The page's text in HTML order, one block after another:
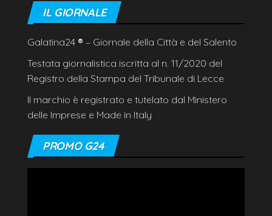
IL GIORNALE
Galatina24 ® – Giornale della Città e del Salento
Testata giornalistica iscritta al n. 11/2020 del
Registro della Stampa del Tribunale di Lecce
Il marchio è registrato e tutelato dal Ministero
delle Imprese e Made in Italy
PROMO G24